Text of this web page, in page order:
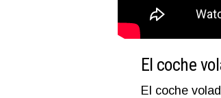
El coche
El coche